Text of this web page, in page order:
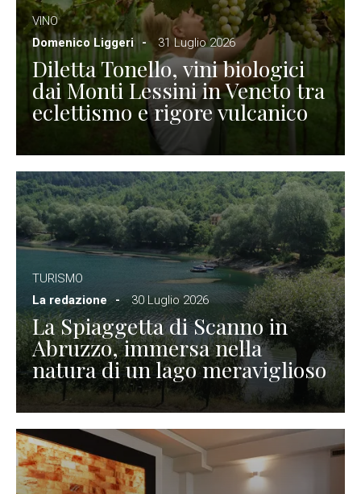
VINO
Domenico Liggeri
31 Luglio 2026
Diletta Tonello, vini biologici
dai Monti Lessini in Veneto tra
eclettismo e rigore vulcanico
TURISMO
La redazione
30 Luglio 2026
La Spiaggetta di Scanno in
Abruzzo, immersa nella
natura di un lago meraviglioso